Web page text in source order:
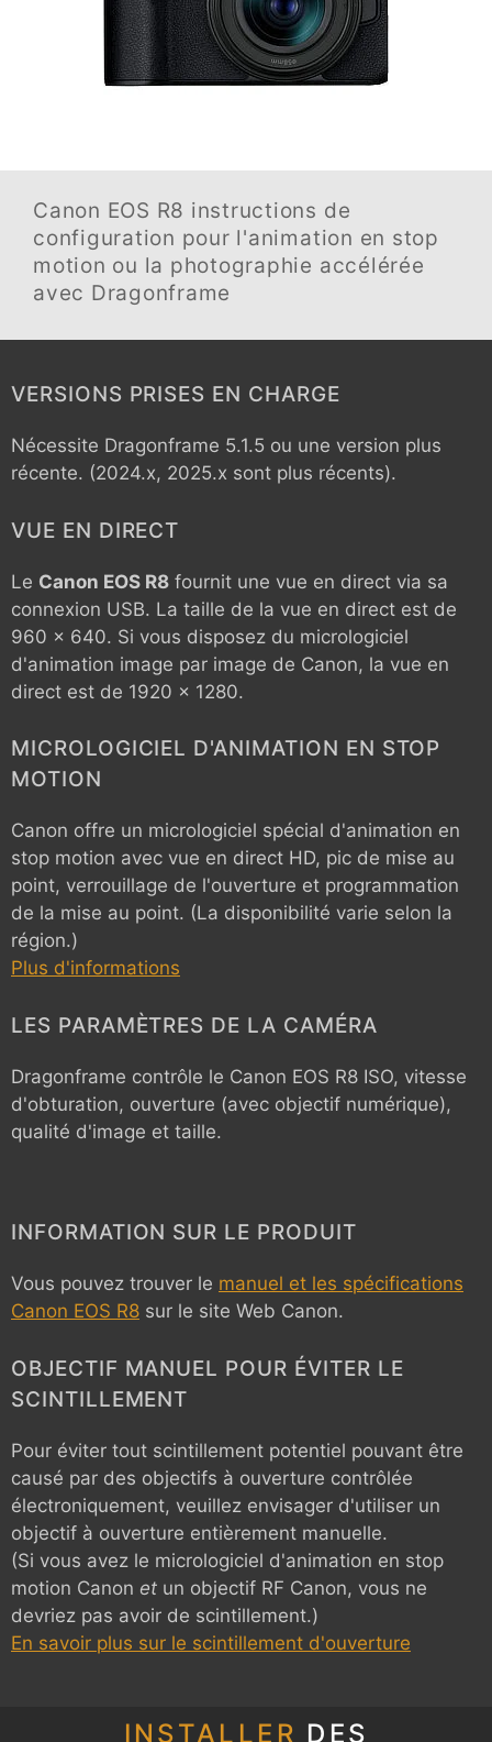
Canon EOS R8 instructions de
configuration pour l'animation en stop
motion ou la photographie accélérée
avec Dragonframe
VERSIONS PRISES EN CHARGE
Nécessite Dragonframe 5.1.5 ou une version plus
récente. (2024.x, 2025.x sont plus récents).
VUE EN DIRECT
Le Canon EOS R8 fournit une vue en direct via sa
connexion USB. La taille de la vue en direct est de
960 x 640. Si vous disposez du micrologiciel
d'animation image par image de Canon, la vue en
direct est de 1920 x 1280.
MICROLOGICIEL D'ANIMATION EN STOP
MOTION
Canon offre un micrologiciel spécial d'animation en
stop motion avec vue en direct HD, pic de mise au
point, verrouillage de l'ouverture et programmation
de la mise au point. (La disponibilité varie selon la
région.)
Plus d'informations
LES PARAMÈTRES DE LA CAMÉRA
Dragonframe contrôle le Canon EOS R8 ISO, vitesse
d'obturation, ouverture (avec objectif numérique),
qualité d'image et taille.
INFORMATION SUR LE PRODUIT
Vous pouvez trouver le manuel et les spécifications
Canon EOS R8 sur le site Web Canon.
OBJECTIF MANUEL POUR ÉVITER LE
SCINTILLEMENT
Pour éviter tout scintillement potentiel pouvant être
causé par des objectifs à ouverture contrôlée
électroniquement, veuillez envisager d'utiliser un
objectif à ouverture entièrement manuelle.
(Si vous avez le micrologiciel d'animation en stop
motion Canon et un objectif RF Canon, vous ne
devriez pas avoir de scintillement.)
En savoir plus sur le scintillement d'ouverture
INSTALLER DES